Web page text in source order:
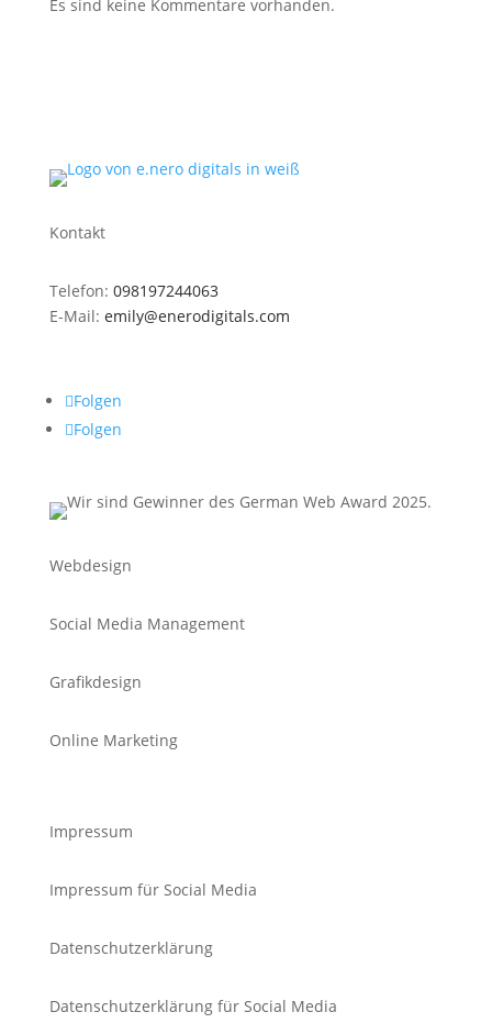
Es sind keine Kommentare vorhanden.
Kontakt
Telefon: 098197244063
E-Mail: emily@enerodigitals.com
Folgen
Folgen
Webdesign
Social Media Management
Grafikdesign
Online Marketing
Impressum
Impressum für Social Media
Datenschutzerklärung
Datenschutzerklärung für Social Media